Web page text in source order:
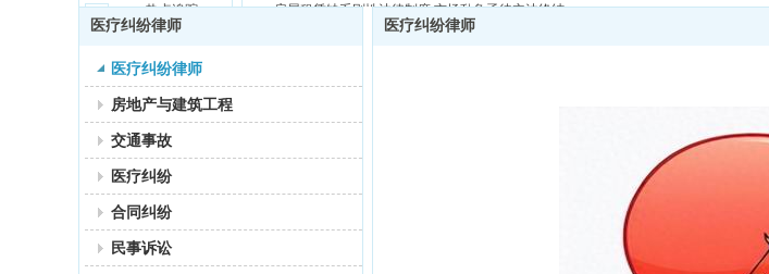
热点追踪： 房屋租赁缺乏刚性法律制度 市场乱象亟待立法终结
医疗纠纷律师
医疗纠纷律师
房地产与建筑工程
交通事故
医疗纠纷
合同纠纷
民事诉讼
医疗纠纷律师